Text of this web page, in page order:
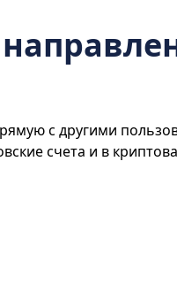
с другими
счета и в